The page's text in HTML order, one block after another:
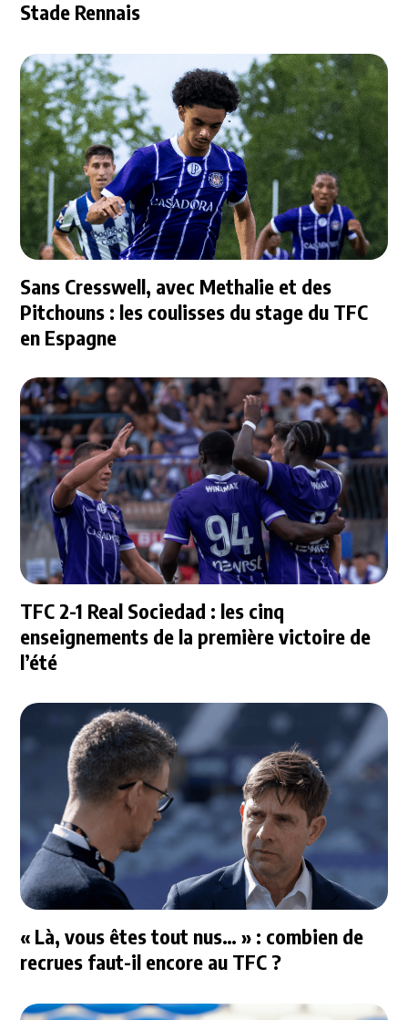
Stade Rennais
Sans Cresswell, avec Methalie et des
Pitchouns : les coulisses du stage du TFC
en Espagne
TFC 2-1 Real Sociedad : les cinq
enseignements de la première victoire de
l’été
« Là, vous êtes tout nus… » : combien de
recrues faut-il encore au TFC ?